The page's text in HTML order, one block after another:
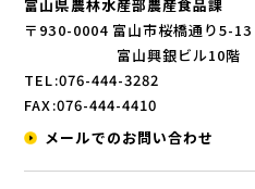
富山県農林水産部農産食品課
〒930-0004 富山市桜橋通り5-13
富山興銀ビル10階
TEL:076-444-3282
FAX:076-444-4410
メールでのお問い合わせ